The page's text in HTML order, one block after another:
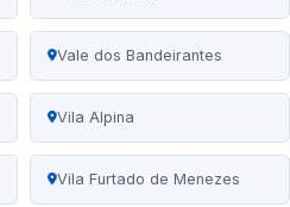
Vale dos Bandeirantes
Vila Alpina
Vila Furtado de Menezes